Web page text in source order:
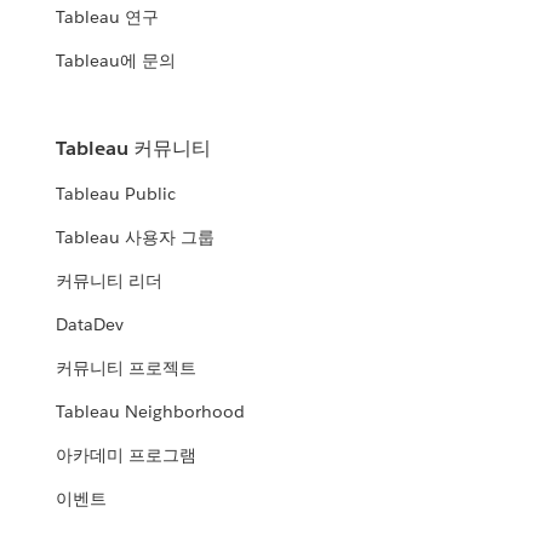
Tableau 연구
Tableau에 문의
Tableau 커뮤니티
Tableau Public
Tableau 사용자 그룹
커뮤니티 리더
DataDev
커뮤니티 프로젝트
Tableau Neighborhood
아카데미 프로그램
이벤트